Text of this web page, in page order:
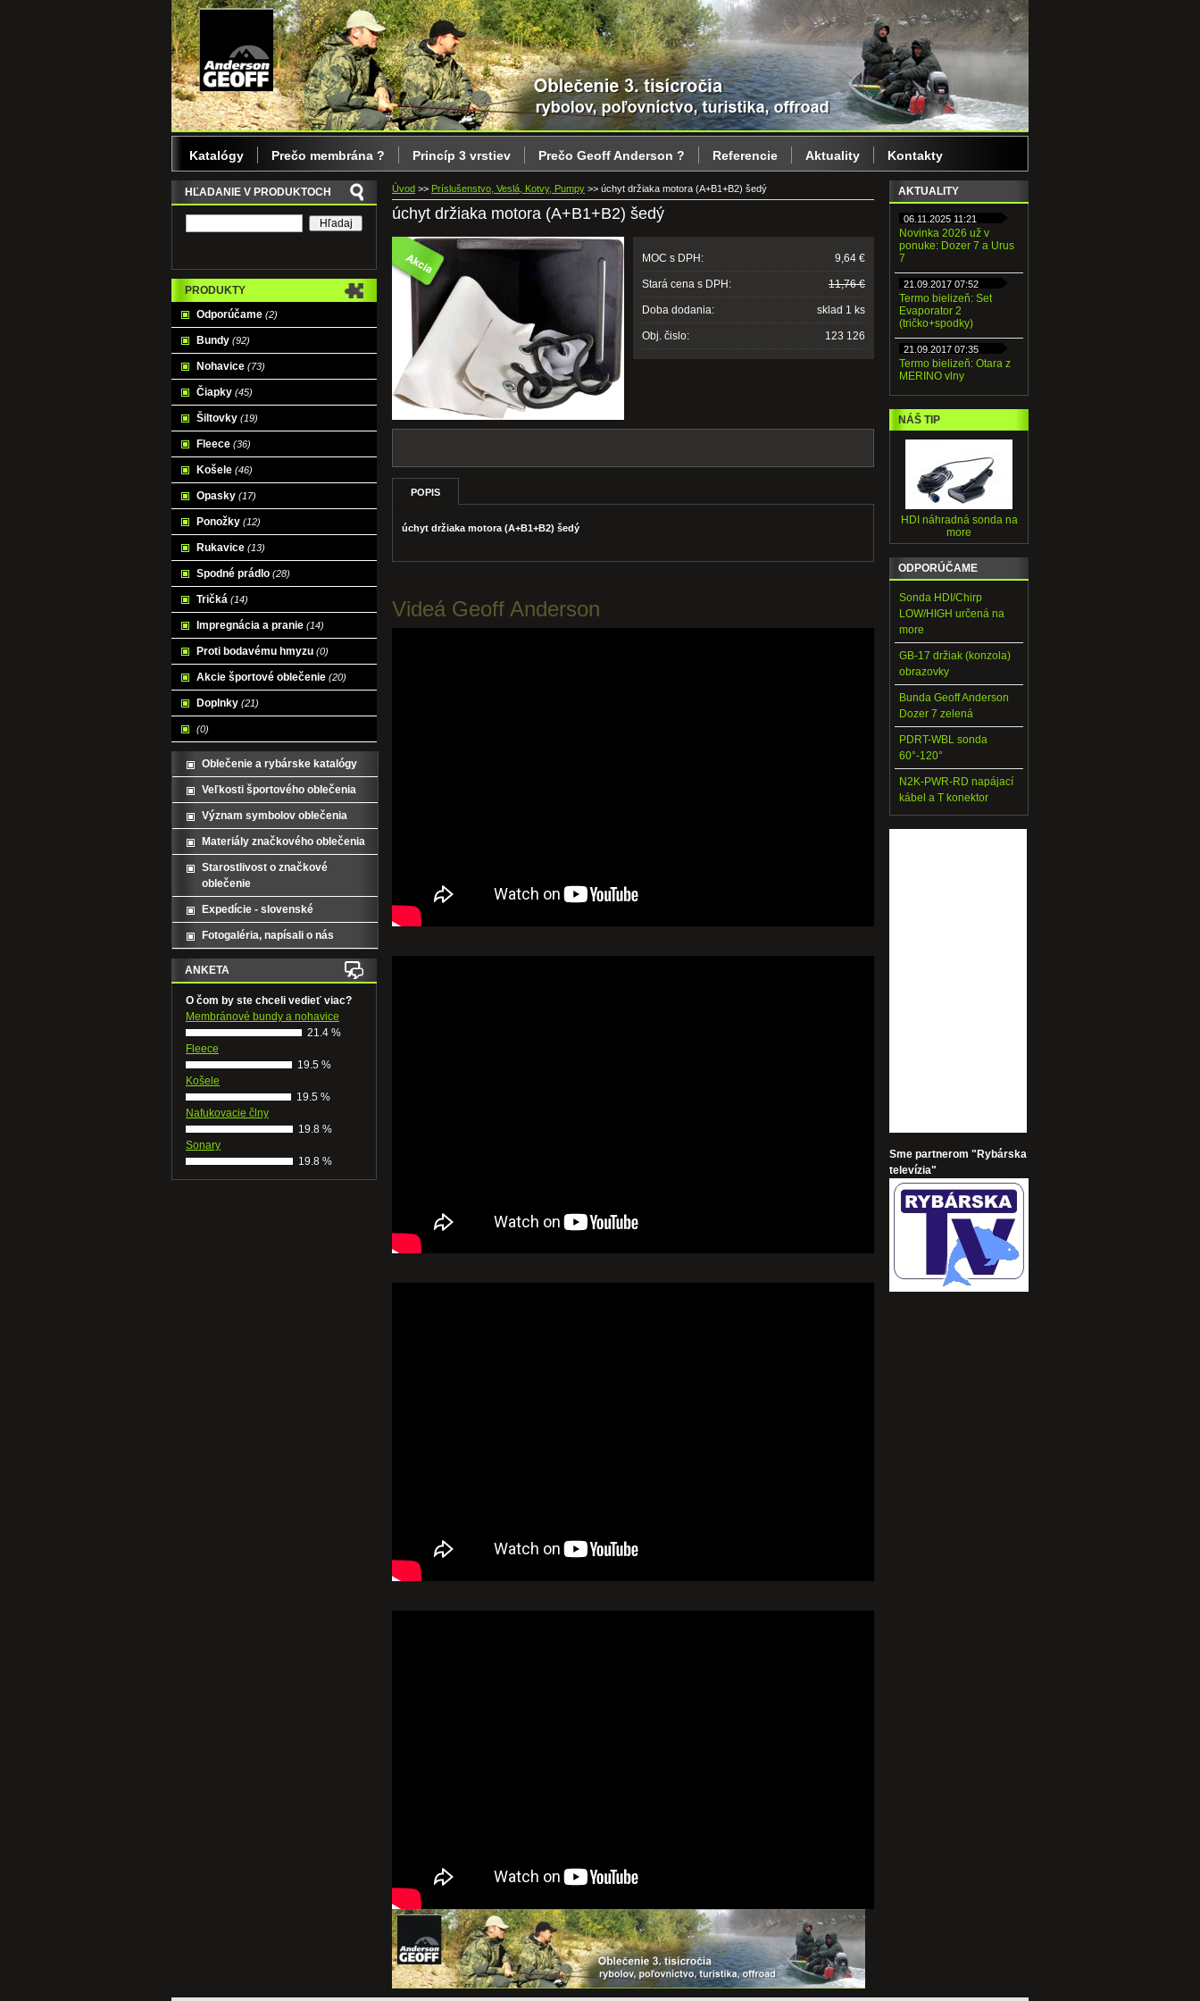
Úvod >> Príslušenstvo, Veslá, Kotvy, Pumpy >> úchyt držiaka motora (A+B1+B2) šedý
úchyt držiaka motora (A+B1+B2) šedý
MOC s DPH: 9,64 €
Stará cena s DPH: 11,76 €
Doba dodania: sklad 1 ks
Obj. čislo: 123 126
POPIS
úchyt držiaka motora (A+B1+B2) šedý
Videá Geoff Anderson
HĽADANIE V PRODUKTOCH
PRODUKTY
Odporúčame (2)
Bundy (92)
Nohavice (73)
Čiapky (45)
Šiltovky (19)
Fleece (36)
Košele (46)
Opasky (17)
Ponožky (12)
Rukavice (13)
Spodné prádlo (28)
Tričká (14)
Impregnácia a pranie (14)
Proti bodavému hmyzu (0)
Akcie športové oblečenie (20)
Doplnky (21)
(0)
Oblečenie a rybárske katalógy
Veľkosti športového oblečenia
Význam symbolov oblečenia
Materiály značkového oblečenia
Starostlivost o značkové
oblečenie
Expedície - slovenské
Fotogaléria, napísali o nás
ANKETA
O čom by ste chceli vedieť viac?
Membránové bundy a nohavice
21.4 %
Fleece
19.5 %
Košele
19.5 %
Nafukovacie člny
19.8 %
Sonary
19.8 %
AKTUALITY
06.11.2025 11:21
Novinka 2026 už v
ponuke: Dozer 7 a Urus
7
21.09.2017 07:52
Termo bielizeň: Set
Evaporator 2
(tričko+spodky)
21.09.2017 07:35
Termo bielizeň: Otara z
MERINO vlny
NÁŠ TIP
HDI náhradná sonda na
more
ODPORÚČAME
Sonda HDI/Chirp
LOW/HIGH určená na
more
GB-17 držiak (konzola)
obrazovky
Bunda Geoff Anderson
Dozer 7 zelená
PDRT-WBL sonda
60°-120°
N2K-PWR-RD napájací
kábel a T konektor
Sme partnerom "Rybárska
televízia"
Katalógy Prečo membrána ? Princíp 3 vrstiev Prečo Geoff Anderson ? Referencie Aktuality Kontakty